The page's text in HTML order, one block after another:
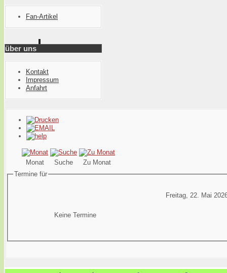
Fan-Artikel
über uns
Kontakt
Impressum
Anfahrt
Monat Suche
Zu Monat
Termine für
Freitag, 22. Mai
Keine Termine